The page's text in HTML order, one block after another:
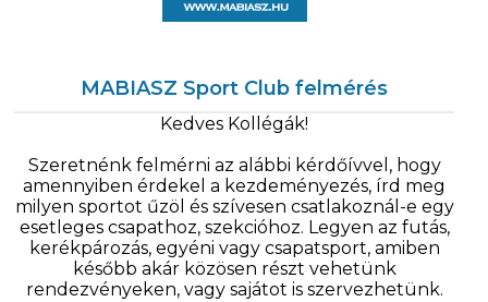
MABIASZ Sport Club felmérés
Kedves Kollégák!
Szeretnénk felmérni az alábbi kérdőívvel, hogy
amennyiben érdekel a kezdeményezés, írd meg
milyen sportot űzöl és szívesen csatlakoznál-e egy
esetleges csapathoz, szekcióhoz. Legyen az futás,
kerékpározás, egyéni vagy csapatsport, amiben
később akár közösen részt vehetünk
rendezvényeken, vagy sajátot is szervezhetünk.